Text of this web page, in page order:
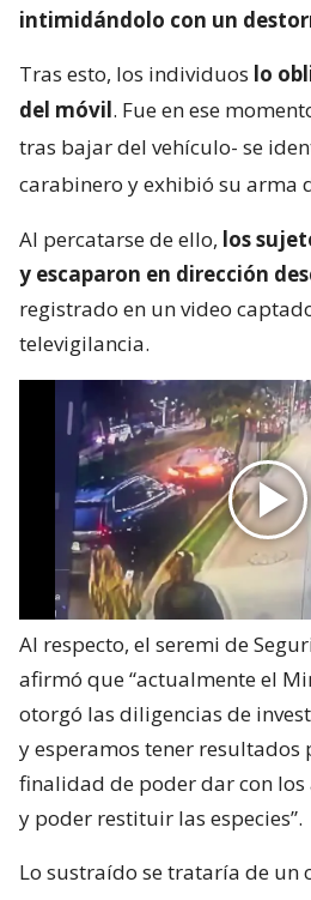
intimidándolo con un
Tras esto, los individuos lo
del móvil. Fue en ese
tras bajar del vehículo- se
carabinero y exhibió su arma
Al percatarse de ello, los
y escaparon en dirección
registrado en un video
televigilancia.
Al respecto, el seremi de
afirmó que “actualmente el
otorgó las diligencias de
y esperamos tener resultados
finalidad de poder dar con
y poder restituir las especies”.
Lo sustraído se trataría de